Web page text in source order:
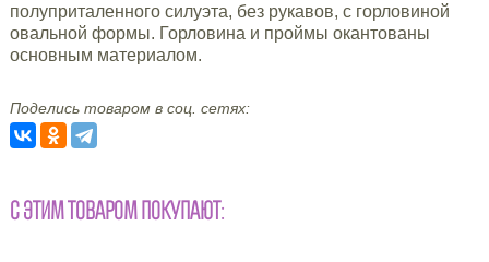
полуприталенного силуэта, без рукавов, с горловиной
овальной формы. Горловина и проймы окантованы
основным материалом.
Поделись товаром в соц. сетях:
С ЭТИМ ТОВАРОМ ПОКУПАЮТ: